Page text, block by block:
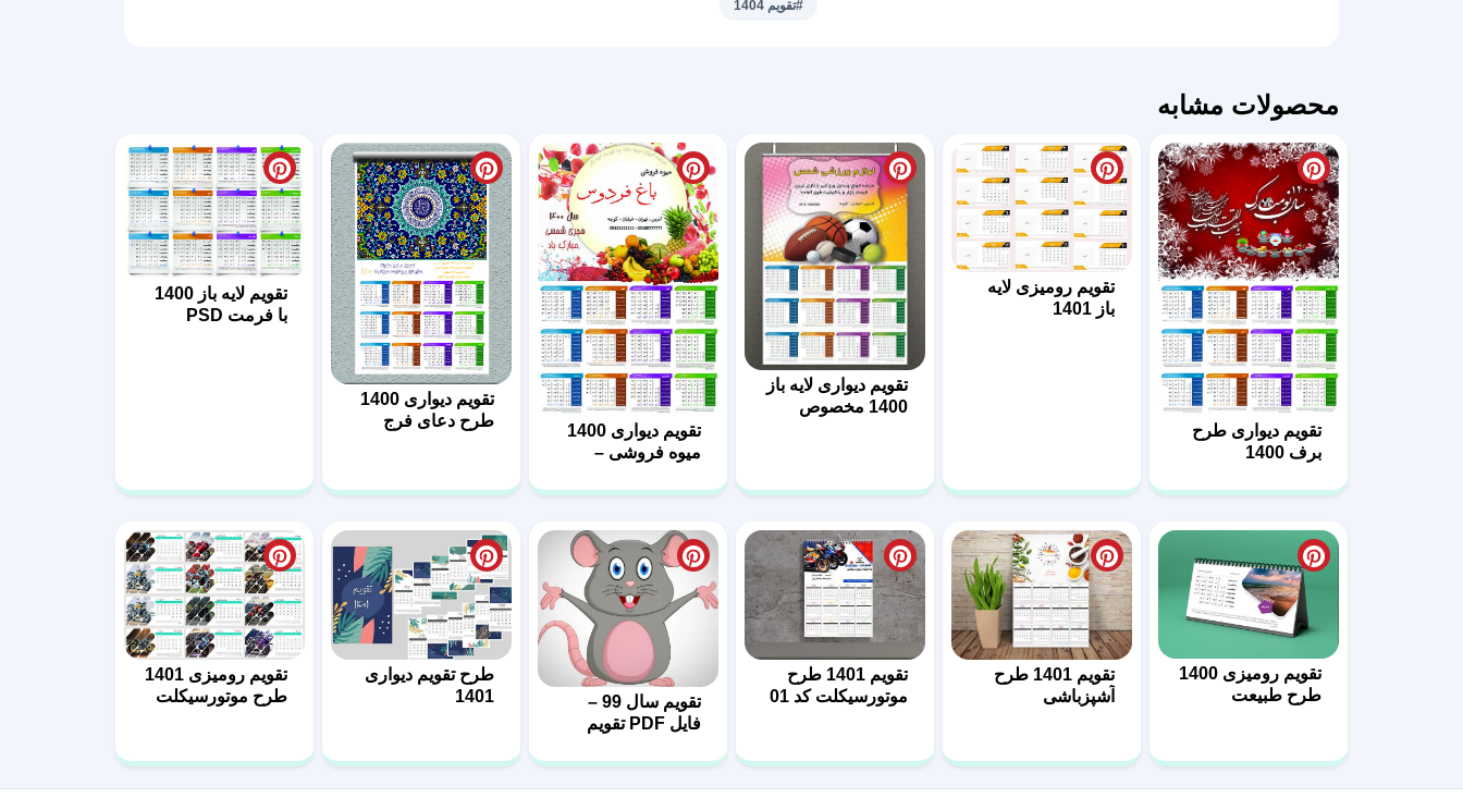
#تقویم 1404
محصولات مشابه
تقویم دیواری طرح
برف 1400
تقویم رومیزی لایه
باز 1401
تقویم دیواری لایه باز
1400 مخصوص
تقویم دیواری 1400
میوه فروشی –
تقویم دیواری 1400
طرح دعای فرج
تقویم لایه باز 1400
با فرمت PSD
تقویم رومیزی 1400
طرح طبیعت
تقویم 1401 طرح
آشپزباشی
تقویم 1401 طرح
موتورسیکلت کد 01
تقویم سال 99 –
فایل PDF تقویم
طرح تقویم دیواری
1401
تقویم رومیزی 1401
طرح موتورسیکلت